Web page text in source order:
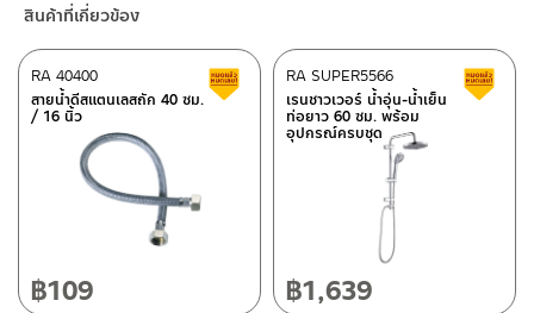
น้ำหนักเบา ไม่เป็นสนิม ออกแบบมาสำหรับวางสิ่งของ และใช้ตกแต่งบ้าน
ช่วยเก็บของให้เป็นระเบียบ ส่วนยึดมีความแข็งแรง
4. ห้ามใช้แปรง วัสดุแข็ง หยาบ ห้ามใช้ฝอยขัดทำความสะอาด ขัดหรือถู
ศูนย์บริการและอะไหล่ กรุงเทพฯ
662/61-62 ถนน พระราม3 แขวงบางโพงพาง เขตยานนาวา กรุงเทพฯ
โทร: 02-358-0080 / 080-075-8668 / 091-545-0556
–Shopee
–Lazada
–ซื้อสินค้าชิ้นนี้บน Shopee>> คลิกที่นี่<<
– ซื้อสินค้าชิ้นนี้บน Lazada คลิกที่นี่<<
ติดต่อพนักงานขาย / Contact Sales Staff
โทร: 02-285-5795
@charnpaiboon.sales
สินค้าที่เกี่ยวข้อง
สายน้ำดีสแตนเลสถัก 40 ซม.
/ 16 นิ้ว
RA 40400 สินค้าลดราคา เคลียร์สต็อก
฿109
เรนชาวเวอร์ น้ำอุ่น-น้ำเย็น
ท่อยาว 60 ซม. พร้อม
อุปกรณ์ครบชุด
RA SUPER5566
฿1,639